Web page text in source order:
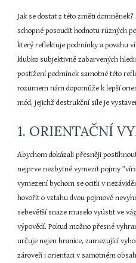
Jak se dostat z této změti
schopné posoudit hodnotu různých
který reflektuje podmínky a povahu
klubko subjektivně zabarvených
postižení podmínek samotné této
rozumem nám dopomůže k lepší
mód, jejichž destrukční síle je
1. ORIENTAČNÍ
Abychom dokázali přesněji
nejprve nezbytné vymezit pojmy
vymezení bychom se ocitli v
hovořit o vztahu dvou pojmově
sebevětší snaze muselo vyústit ve
výpovědí. Pokud možno přesné
určuje nejen hranice, zamezující
zároveň i orientaci v samotném